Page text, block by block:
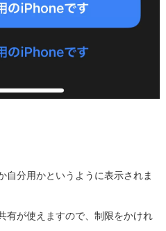
分用かというように表示されま
有が使えますので、制限をかけれ